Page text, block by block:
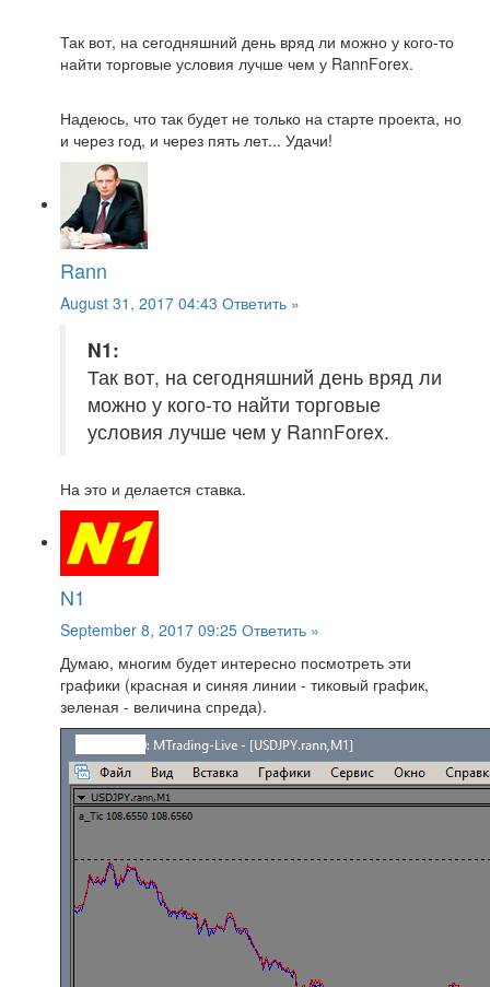
Так вот, на сегодняшний день вряд ли можно у кого-то
найти торговые условия лучше чем у RannForex.
Надеюсь, что так будет не только на старте проекта, но
и через год, и через пять лет... Удачи!
Rann
August 31, 2017 04:43 Ответить »
N1:
Так вот, на сегодняшний день вряд ли
можно у кого-то найти торговые
условия лучше чем у RannForex.
На это и делается ставка.
N1
September 8, 2017 09:25 Ответить »
Думаю, многим будет интересно посмотреть эти
графики (красная и синяя линии - тиковый график,
зеленая - величина спреда).